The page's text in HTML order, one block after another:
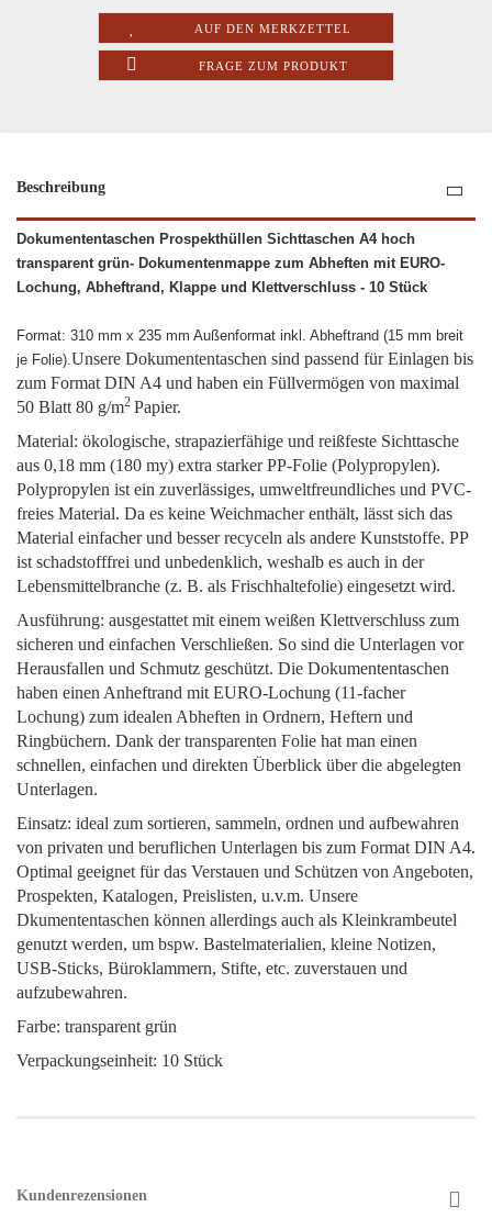
AUF DEN MERKZETTEL
FRAGE ZUM PRODUKT
Beschreibung
Dokumententaschen Prospekthüllen Sichttaschen A4 hoch
transparent grün- Dokumentenmappe zum Abheften mit EURO-
Lochung, Abheftrand, Klappe und Klettverschluss - 10 Stück
Format: 310 mm x 235 mm Außenformat inkl. Abheftrand (15 mm breit
je Folie). Unsere Dokumententaschen sind passend für Einlagen bis
zum Format DIN A4 und haben ein Füllvermögen von maximal
50 Blatt 80 g/m2 Papier.
Material: ökologische, strapazierfähige und reißfeste Sichttasche
aus 0,18 mm (180 my) extra starker PP-Folie (Polypropylen).
Polypropylen ist ein zuverlässiges, umweltfreundliches und PVC-
freies Material. Da es keine Weichmacher enthält, lässt sich das
Material einfacher und besser recyceln als andere Kunststoffe. PP
ist schadstofffrei und unbedenklich, weshalb es auch in der
Lebensmittelbranche (z. B. als Frischhaltefolie) eingesetzt wird.
Ausführung: ausgestattet mit einem weißen Klettverschluss zum
sicheren und einfachen Verschließen. So sind die Unterlagen vor
Herausfallen und Schmutz geschützt. Die Dokumententaschen
haben einen Anheftrand mit EURO-Lochung (11-facher
Lochung) zum idealen Abheften in Ordnern, Heftern und
Ringbüchern. Dank der transparenten Folie hat man einen
schnellen, einfachen und direkten Überblick über die abgelegten
Unterlagen.
Einsatz: ideal zum sortieren, sammeln, ordnen und aufbewahren
von privaten und beruflichen Unterlagen bis zum Format DIN A4.
Optimal geeignet für das Verstauen und Schützen von Angeboten,
Prospekten, Katalogen, Preislisten, u.v.m. Unsere
Dkumententaschen können allerdings auch als Kleinkrambeutel
genutzt werden, um bspw. Bastelmaterialien, kleine Notizen,
USB-Sticks, Büroklammern, Stifte, etc. zuverstauen und
aufzubewahren.
Farbe: transparent grün
Verpackungseinheit: 10 Stück
Kundenrezensionen